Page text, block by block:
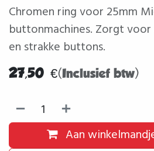
Chromen ring voor 25mm
buttonmachines. Zorgt
en strakke buttons.
27,50 €(Inclusief btw)
Aan